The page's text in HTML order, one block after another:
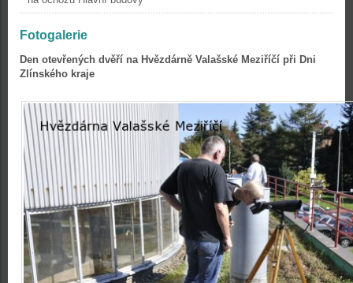
Fotogalerie
Den otevřených dvěří na Hvězdárně Valašské Meziříčí při Dni
Zlínského kraje